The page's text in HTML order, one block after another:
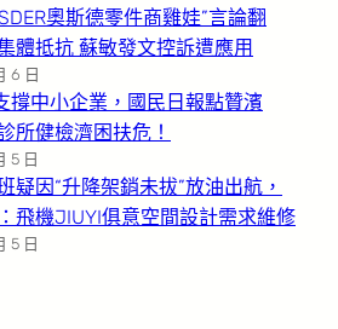
奧斯德零件商雞娃”言論翻
體抵抗 蘇敏發文控訴遭應用
6 日
撐中小企業，國民日報點贊濱
所健檢濟困扶危！
5 日
疑因“升降架銷未拔”放油出航，
飛機JIUYI俱意空間設計需求維修
5 日